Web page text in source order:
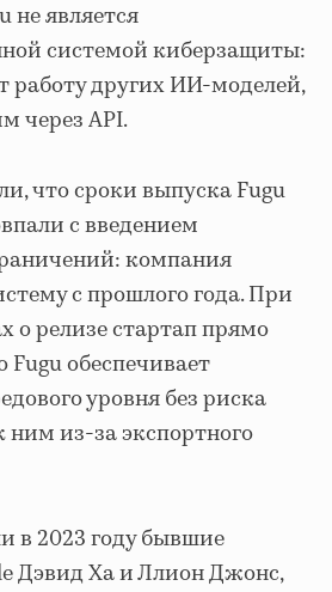
не является
системой киберзащиты:
работу других ИИ-моделей,
через API.
что сроки выпуска Fugu
с введением
компания
с прошлого года. При
о релизе стартап прямо
Fugu обеспечивает
уровня без риска
ним из-за экспортного
в 2023 году бывшие
Дэвид Ха и Ллион Джонс,